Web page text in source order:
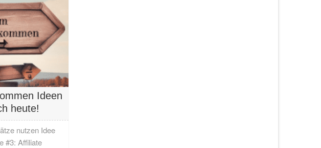
Ideen
heute!
nutzen Idee
#3: Affiliate